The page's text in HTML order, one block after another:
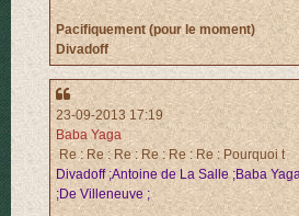
Pacifiquement (pour le moment)
Divadoff
23-09-2013 17:19
Baba Yaga
Re : Re : Re : Re : Re : Re : Pourquoi t
Divadoff ;Antoine de La Salle ;Baba
;De Villeneuve ;